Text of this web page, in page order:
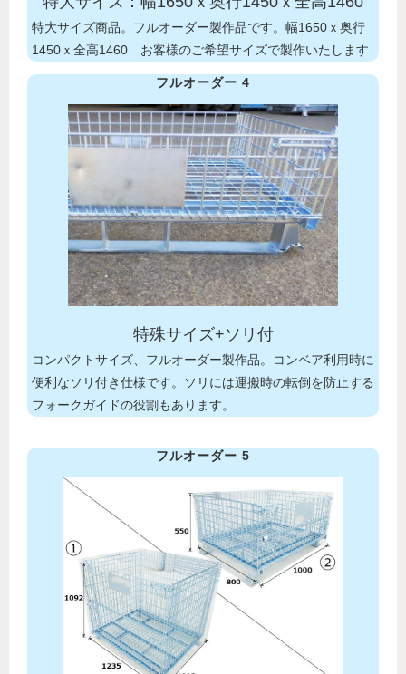
特大サイズ商品。フルオーダー製作品です。幅1650ｘ奥行
1450ｘ全高1460 お客様のご希望サイズで製作いたします
フルオーダー 4
特殊サイズ+ソリ付
コンパクトサイズ、フルオーダー製作品。コンベア利用時に
便利なソリ付き仕様です。ソリには運搬時の転倒を防止する
フォークガイドの役割もあります。
フルオーダー 5